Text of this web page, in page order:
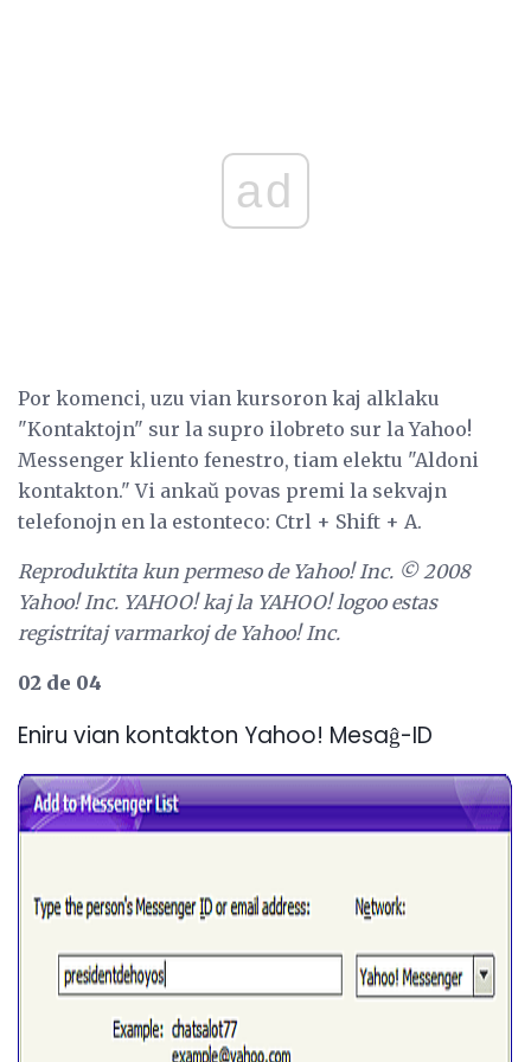
ad
Por komenci, uzu vian kursoron kaj alklaku
"Kontaktojn" sur la supro ilobreto sur la Yahoo!
Messenger kliento fenestro, tiam elektu "Aldoni
kontakton." Vi ankaŭ povas premi la sekvajn
telefonojn en la estonteco: Ctrl + Shift + A.
Reproduktita kun permeso de Yahoo! Inc. © 2008
Yahoo! Inc. YAHOO! kaj la YAHOO! logoo estas
registritaj varmarkoj de Yahoo! Inc.
02 de 04
Eniru vian kontakton Yahoo! Mesaĝ-ID